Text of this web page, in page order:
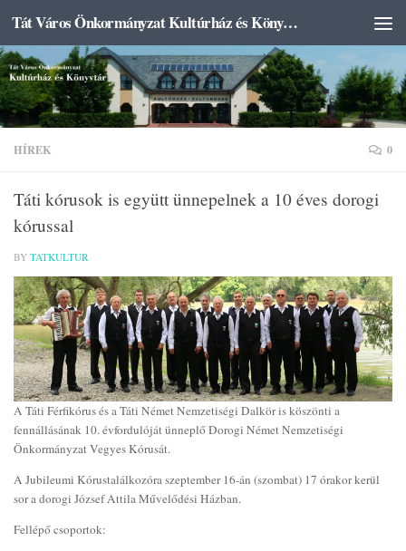
Skip to content Tát Város Önkormányzat Kultúrház és Könyvtár
HÍREK 0
Táti kórusok is együtt ünnepelnek a 10 éves dorogi
kórussal
BY TATKULTUR
A Táti Férfikórus és a Táti Német Nemzetiségi Dalkör is köszönti a
fennállásának 10. évfordulóját ünneplő Dorogi Német Nemzetiségi
Önkormányzat Vegyes Kórusát.
A Jubileumi Kórustalálkozóra szeptember 16-án (szombat) 17 órakor kerül
sor a dorogi József Attila Művelődési Házban.
Fellépő csoportok: